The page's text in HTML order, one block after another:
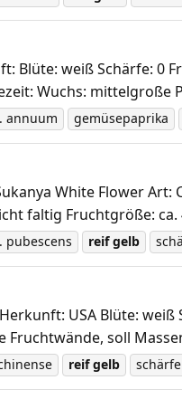
Blüte: weiß Schärfe:
Wuchs: mittelgroße
annuum gemüsepaprika
White Flower
faltig Fruchtgröße:
pubescens reif gelb
USA Blüte:
soll
reif gelb